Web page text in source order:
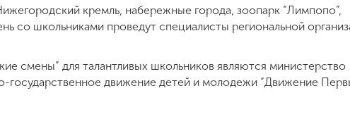
кремль, набережные города, зоопарк “Лимпопо”,
со школьниками проведут специалисты региональной
смены” для талантливых школьников являются министерство
движение детей и молодежи “Движение